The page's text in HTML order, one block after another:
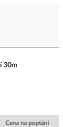
30m
Cena na poptání